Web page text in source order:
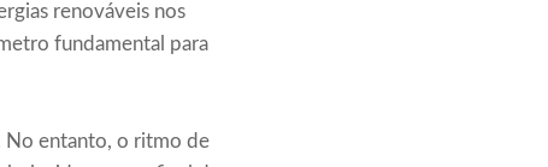
renováveis ​​nos
fundamental para
No entanto, o ritmo de